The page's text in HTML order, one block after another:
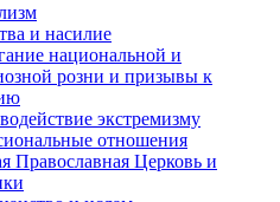
и насилие
национальной и
розни и призывы к
экстремизму
отношения
Православная Церковь и